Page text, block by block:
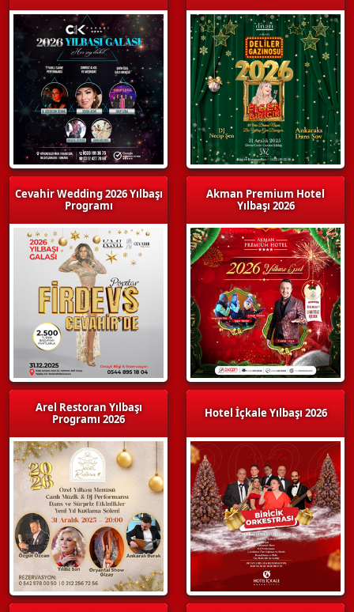
Cevahir Wedding 2026 Yılbaşı
Programı
Arel Restoran Yılbaşı
Programı 2026
Akman Premium Hotel
Yılbaşı 2026
Hotel İçkale Yılbaşı 2026